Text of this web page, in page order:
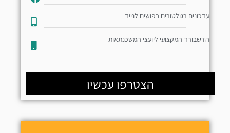
עדכונים רגולטורים בפושים לנייד​
הדשבורד המקצועי ליועצי המשכנתאות
הצטרפו עכשיו